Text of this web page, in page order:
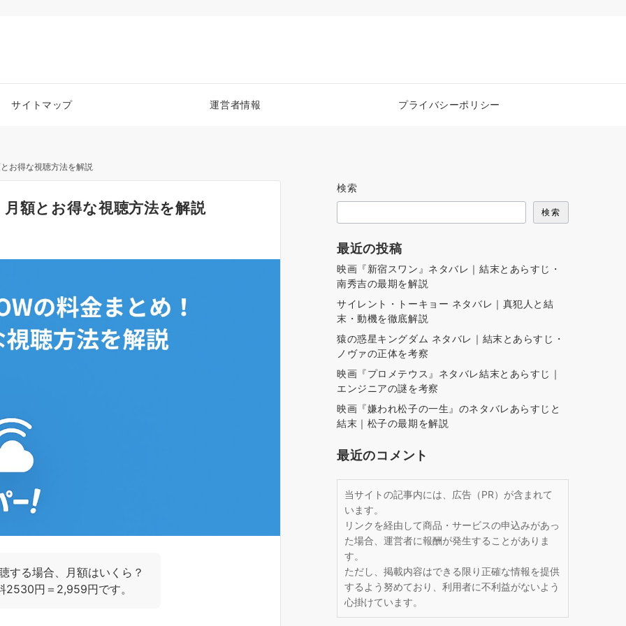
サイトマップ 運営者情報 プライバシーポリシー
お得な視聴方法を解説
額とお得な視聴方法を解説
する場合、月額はいくら？
円＝2,959円です。
検索
検索
最近の投稿
映画『新宿スワン』ネタバレ｜結末とあらすじ・
南秀吉の最期を解説
サイレント・トーキョー ネタバレ｜真犯人と結
末・動機を徹底解説
猿の惑星キングダム ネタバレ｜結末とあらすじ・
ノヴァの正体を考察
映画『プロメテウス』ネタバレ結末とあらすじ｜
エンジニアの謎を考察
映画『嫌われ松子の一生』のネタバレあらすじと
結末｜松子の最期を解説
最近のコメント
当サイトの記事内には、広告（PR）が含まれて
います。
リンクを経由して商品・サービスの申込みがあっ
た場合、運営者に報酬が発生することがありま
す。
ただし、掲載内容はできる限り正確な情報を提供
するよう努めており、利用者に不利益がないよう
心掛けています。